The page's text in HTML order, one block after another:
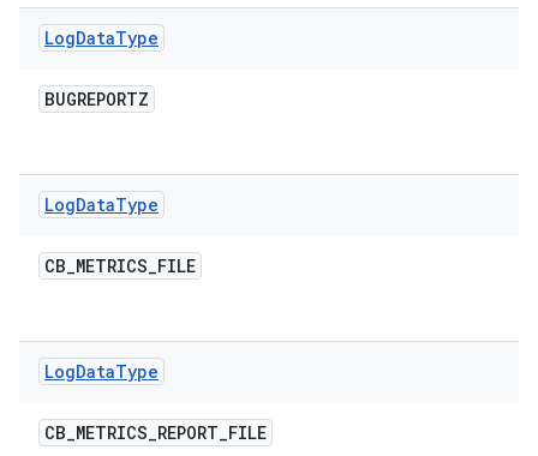
LogDataType
BUGREPORTZ
LogDataType
CB_METRICS_FILE
LogDataType
CB_METRICS_REPORT_FILE